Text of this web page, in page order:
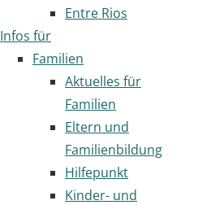
Entre Rios
Infos für
Familien
Aktuelles für
Familien
Eltern und
Familienbildung
Hilfepunkt
Kinder- und